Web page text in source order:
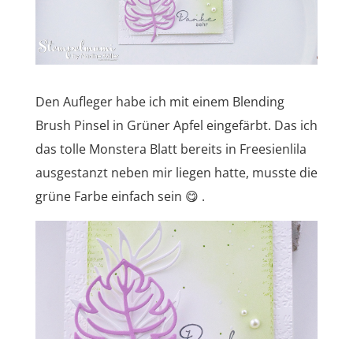
Den Aufleger habe ich mit einem Blending
Brush Pinsel in Grüner Apfel eingefärbt. Das ich
das tolle Monstera Blatt bereits in Freesienlila
ausgestanzt neben mir liegen hatte, musste die
grüne Farbe einfach sein 😋 .